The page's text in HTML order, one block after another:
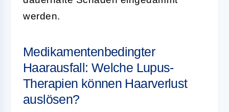
werden.
Medikamentenbedingter
Haarausfall: Welche Lupus-
Therapien können Haarverlust
auslösen?